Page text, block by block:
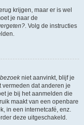
krijgen, maar er is wel
je naar de
. Volg de instructies
niet aanvinkt, blijf je
dat anderen je
je bij het aanmelden die
maakt van een openbare
in een internetcafé, enz.
deze uitgeschakeld.